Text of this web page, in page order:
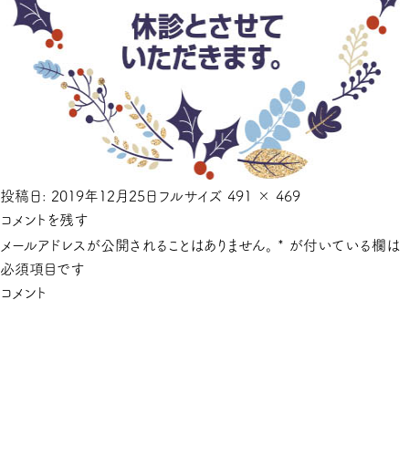
投稿日: 2019年12月25日 フルサイズ 491 × 469
コメントを残す
メールアドレスが公開されることはありません。
* が付いている欄は
必須項目です
コメント